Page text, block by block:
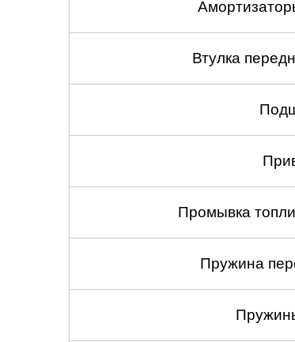
Самара
Санкт-
Саратов
Втулка
Промывка
Пружина